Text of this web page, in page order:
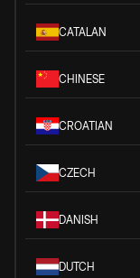
CATALAN
CHINESE
CROATIAN
CZECH
DANISH
DUTCH